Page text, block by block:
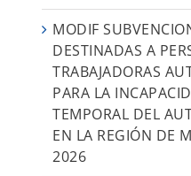
MODIF
DESTINADAS A
TRABAJADORAS
PARA LA
TEMPORAL DEL
EN LA REGIÓN DE
2026